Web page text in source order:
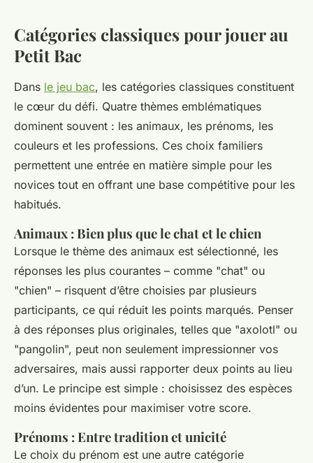
Catégories classiques pour jouer au
Petit Bac
Dans le jeu bac, les catégories classiques constituent
le cœur du défi. Quatre thèmes emblématiques
dominent souvent : les animaux, les prénoms, les
couleurs et les professions. Ces choix familiers
permettent une entrée en matière simple pour les
novices tout en offrant une base compétitive pour les
habitués.
Animaux : Bien plus que le chat et le chien
Lorsque le thème des animaux est sélectionné, les
réponses les plus courantes – comme "chat" ou
"chien" – risquent d’être choisies par plusieurs
participants, ce qui réduit les points marqués. Penser
à des réponses plus originales, telles que "axolotl" ou
"pangolin", peut non seulement impressionner vos
adversaires, mais aussi rapporter deux points au lieu
d’un. Le principe est simple : choisissez des espèces
moins évidentes pour maximiser votre score.
Prénoms : Entre tradition et unicité
Le choix du prénom est une autre catégorie